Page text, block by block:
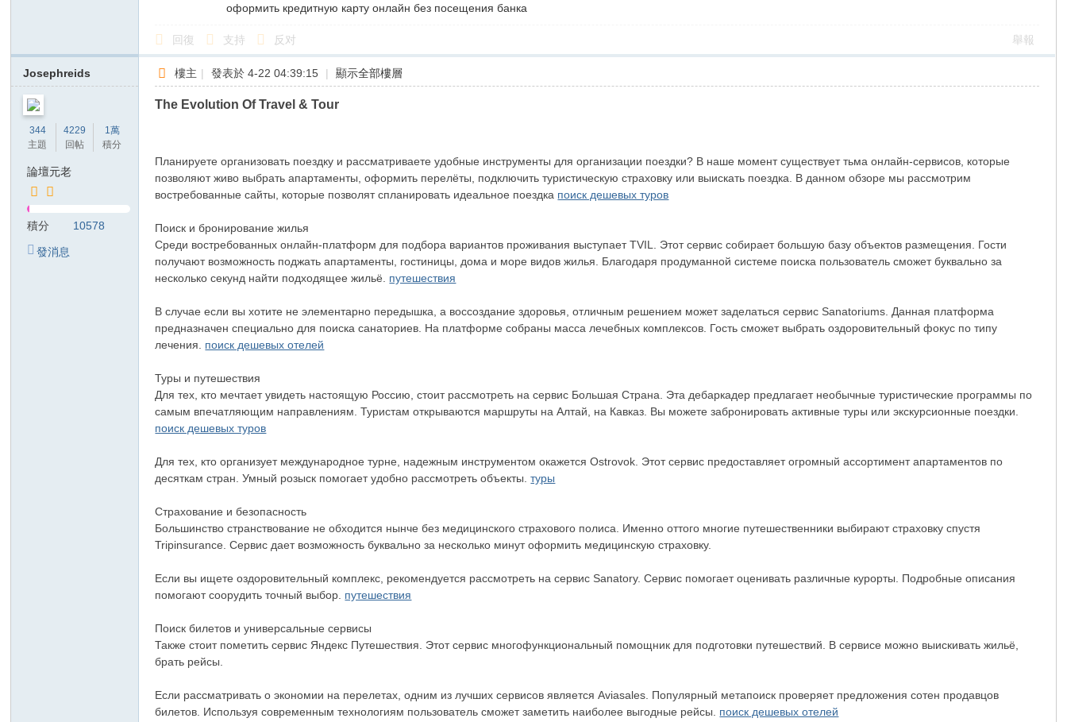
оформить кредитную карту онлайн без посещения банка
回復 支持 反对 舉報
Josephreids
344
主題
4229
回帖
1萬
積分
論壇元老
積分 10578
發消息
樓主 | 發表於 4-22 04:39:15 | 顯示全部樓層
The Evolution Of Travel & Tour
Планируете организовать поездку и рассматриваете удобные инструменты для организации поездки? В наше момент существует тьма онлайн-сервисов, которые
позволяют живо выбрать апартаменты, оформить перелёты, подключить туристическую страховку или выискать поездка. В данном обзоре мы рассмотрим
востребованные сайты, которые позволят спланировать идеальное поездка поиск дешевых туров
Поиск и бронирование жилья
Среди востребованных онлайн-платформ для подбора вариантов проживания выступает TVIL. Этот сервис собирает большую базу объектов размещения. Гости
получают возможность поджать апартаменты, гостиницы, дома и море видов жилья. Благодаря продуманной системе поиска пользователь сможет буквально за
несколько секунд найти подходящее жильё. путешествия
В случае если вы хотите не элементарно передышка, а воссоздание здоровья, отличным решением может заделаться сервис Sanatoriums. Данная платформа
предназначен специально для поиска санаториев. На платформе собраны масса лечебных комплексов. Гость сможет выбрать оздоровительный фокус по типу
лечения. поиск дешевых отелей
Туры и путешествия
Для тех, кто мечтает увидеть настоящую Россию, стоит рассмотреть на сервис Большая Страна. Эта дебаркадер предлагает необычные туристические программы по
самым впечатляющим направлениям. Туристам открываются маршруты на Алтай, на Кавказ. Вы можете забронировать активные туры или экскурсионные поездки.
поиск дешевых туров
Для тех, кто организует международное турне, надежным инструментом окажется Ostrovok. Этот сервис предоставляет огромный ассортимент апартаментов по
десяткам стран. Умный розыск помогает удобно рассмотреть объекты.туры
Страхование и безопасность
Большинство странствование не обходится нынче без медицинского страхового полиса. Именно оттого многие путешественники выбирают страховку спустя
Tripinsurance. Сервис дает возможность буквально за несколько минут оформить медицинскую страховку.
Если вы ищете оздоровительный комплекс, рекомендуется рассмотреть на сервис Sanatory. Сервис помогает оценивать различные курорты. Подробные описания
помогают соорудить точный выбор. путешествия
Поиск билетов и универсальные сервисы
Также стоит пометить сервис Яндекс Путешествия. Этот сервис многофункциональный помощник для подготовки путешествий. В сервисе можно выискивать жильё,
брать рейсы.
Если рассматривать о экономии на перелетах, одним из лучших сервисов является Aviasales. Популярный метапоиск проверяет предложения сотен продавцов
билетов. Используя современным технологиям пользователь сможет заметить наиболее выгодные рейсы. поиск дешевых отелей